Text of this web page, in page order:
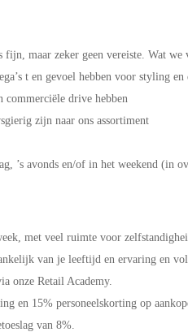
maar zeker geen vereiste. Wat we
t en gevoel hebben voor styling en
drive hebben
zijn naar ons assortiment
’s avonds en/of in het weekend (in
met veel ruimte voor
van je leeftijd en ervaring en
onze Retail Academy.
en 15% personeelskorting op
van 8%.